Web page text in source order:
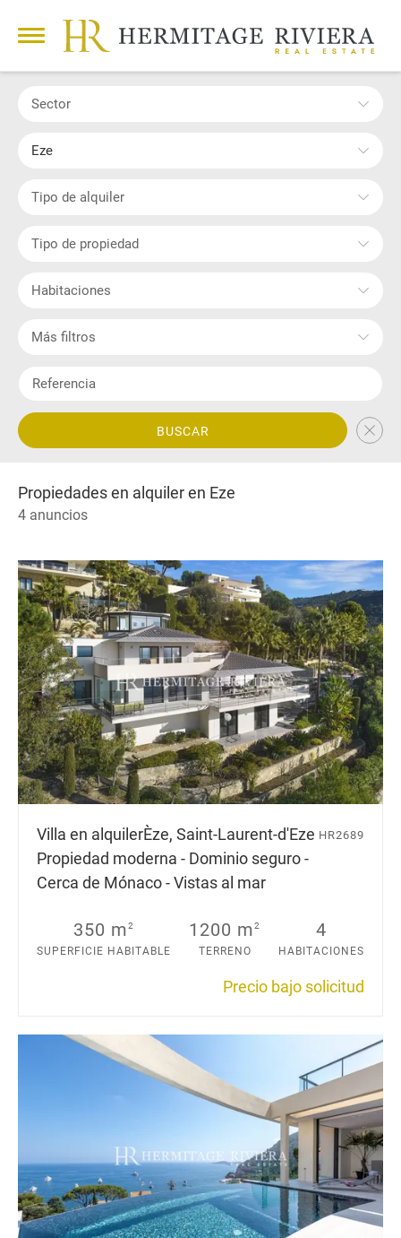
Sector
Eze
Tipo de alquiler
Tipo de propiedad
Habitaciones
Más filtros
BUSCAR
Propiedades en alquiler en Eze
4 anuncios
Villa en alquilerÈze, Saint-Laurent-d'Eze
Propiedad moderna - Dominio seguro -
Cerca de Mónaco - Vistas al mar
HR2689
350 m2
SUPERFICIE HABITABLE
1200 m2
TERRENO
4
HABITACIONES
Precio bajo solicitud